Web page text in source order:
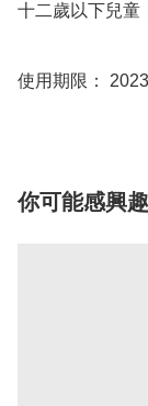
十二歲以下兒童
你可能感興